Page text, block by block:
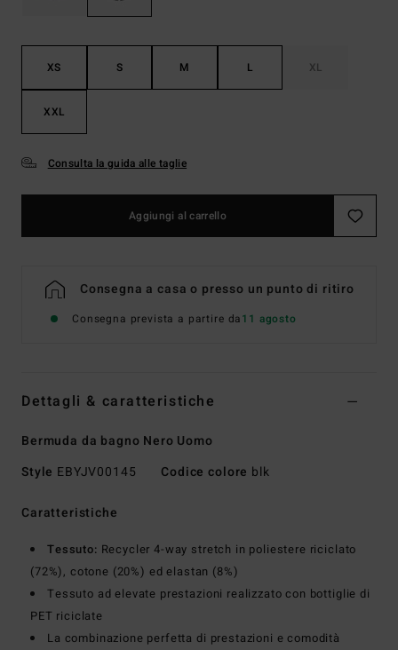
XS S M L XL
XXL
Consulta la guida alle taglie
Aggiungi al carrello
Consegna a casa o presso un punto di ritiro
Consegna prevista a partire da11 agosto
Dettagli & caratteristiche
Bermuda da bagno Nero Uomo
Style EBYJV00145 Codice colore blk
Caratteristiche
Tessuto: Recycler 4-way stretch in poliestere riciclato
(72%), cotone (20%) ed elastan (8%)
Tessuto ad elevate prestazioni realizzato con bottiglie di
PET riciclate
La combinazione perfetta di prestazioni e comodità